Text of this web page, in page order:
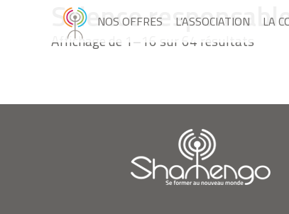
NOS OFFRES L’ASSOCIATION LA
Science
Affichage de 1–16 sur 64 résultats